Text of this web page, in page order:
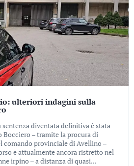
ulteriori indagini sulla
diventata definitiva è stata
Bocciero – tramite la procura di
comando provinciale di Avellino –
e attualmente ancora ristretto nel
irpino – a distanza di quasi...